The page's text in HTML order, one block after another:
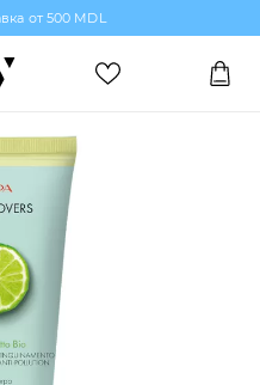
от 500 MDL
для тела